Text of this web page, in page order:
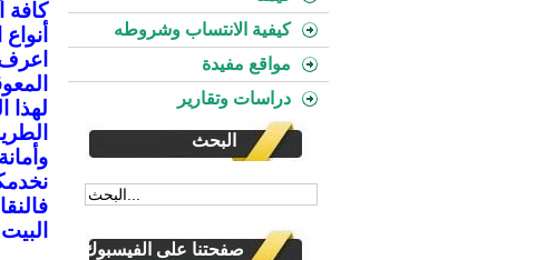
كافة
لهذا
البيت
كيفية الانتساب وشروطه
مواقع مفيدة
دراسات وتقارير
البحث
صفحتنا على الفيسبوك